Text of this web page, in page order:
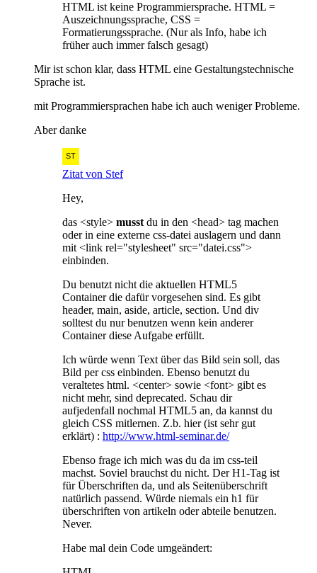
HTML ist keine Programmiersprache. HTML =
Auszeichnungssprache, CSS =
Formatierungssprache. (Nur als Info, habe ich
früher auch immer falsch gesagt)
Mir ist schon klar, dass HTML eine Gestaltungstechnische
Sprache ist.
mit Programmiersprachen habe ich auch weniger Probleme.
Aber danke
Zitat von Stef
Hey,
das <style> musst du in den <head> tag machen
oder in eine externe css-datei auslagern und dann
mit <link rel="stylesheet" src="datei.css">
einbinden.
Du benutzt nicht die aktuellen HTML5
Container die dafür vorgesehen sind. Es gibt
header, main, aside, article, section. Und div
solltest du nur benutzen wenn kein anderer
Container diese Aufgabe erfüllt.
Ich würde wenn Text über das Bild sein soll, das
Bild per css einbinden. Ebenso benutzt du
veraltetes html. <center> sowie <font> gibt es
nicht mehr, sind deprecated. Schau dir
aufjedenfall nochmal HTML5 an, da kannst du
gleich CSS mitlernen. Z.b. hier (ist sehr gut
erklärt) : http://www.html-seminar.de/
Ebenso frage ich mich was du da im css-teil
machst. Soviel brauchst du nicht. Der H1-Tag ist
für Überschriften da, und als Seitenüberschrift
natürlich passend. Würde niemals ein h1 für
überschriften von artikeln oder abteile benutzen.
Never.
Habe mal dein Code umgeändert: